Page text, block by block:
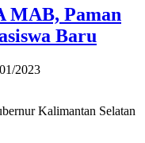
Paman
Baru
2023
Kalimantan Selatan